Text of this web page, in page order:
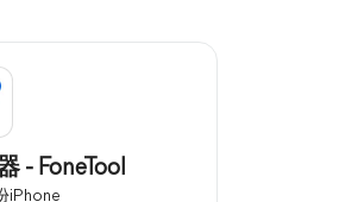
- FoneTool
iPhone